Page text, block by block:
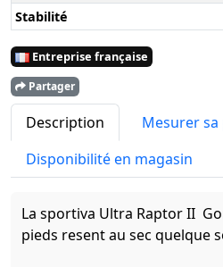
Stabilité
Entreprise française
Partager
Description
Mesurer
Disponibilité en magasin
La sportiva Ultra Raptor II
pieds resent au sec quelque